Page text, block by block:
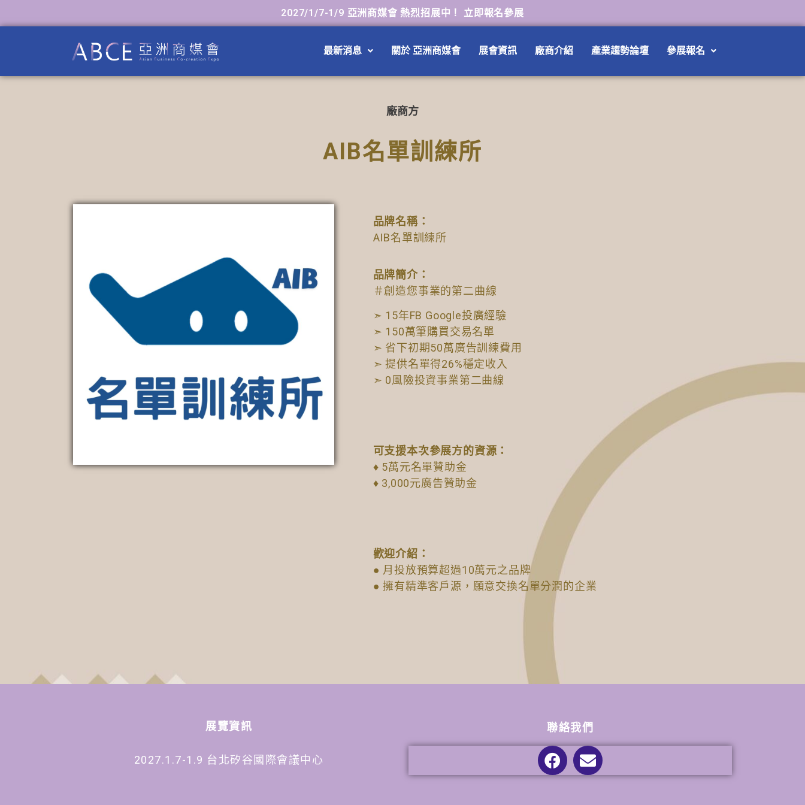
2027/1/7-1/9 亞洲商媒會 熱烈招展中！ 立即報名參展
最新消息 關於 亞洲商媒會 展會資訊 廠商介紹 產業趨勢論壇 參展報名
廠商方
AIB名單訓練所
品牌名稱：
AIB名單訓練所
品牌簡介：
＃創造您事業的第二曲線
➣ 15年FB Google投廣經驗
➣ 150萬筆購買交易名單
➣ 省下初期50萬廣告訓練費用
➣ 提供名單得26%穩定收入
➣ 0風險投資事業第二曲線
可支援本次參展方的資源：
♦ 5萬元名單贊助金
♦ 3,000元廣告贊助金
歡迎介紹：
● 月投放預算超過10萬元之品牌
● 擁有精準客戶源，願意交換名單分潤的企業
展覽資訊
2027.1.7-1.9 台北矽谷國際會議中心
聯絡我們